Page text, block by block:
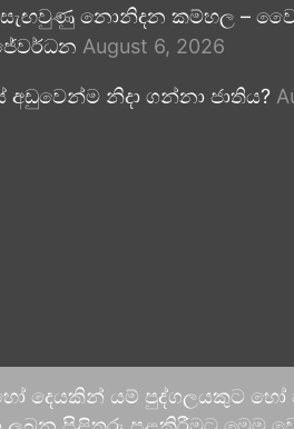
නොනිදන කම්හල –
August 6, 2026
නිදා ගන්නා ජාතිය?
හෝ දෙයකින් යම් පුද්ගලයකුට